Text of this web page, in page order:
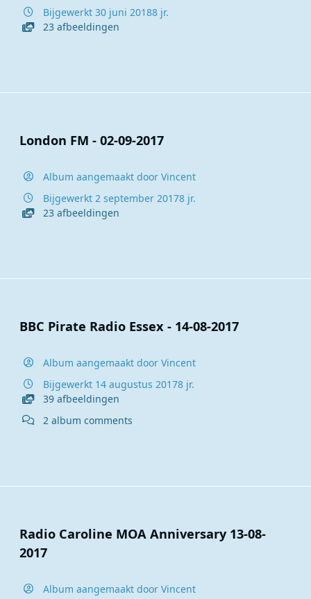
Bijgewerkt 30 juni 20188 jr.
23 afbeeldingen
London FM - 02-09-2017
Album aangemaakt door Vincent
Bijgewerkt 2 september 20178 jr.
23 afbeeldingen
BBC Pirate Radio Essex - 14-08-2017
Album aangemaakt door Vincent
Bijgewerkt 14 augustus 20178 jr.
39 afbeeldingen
2 album comments
Radio Caroline MOA Anniversary 13-08-
2017
Album aangemaakt door Vincent